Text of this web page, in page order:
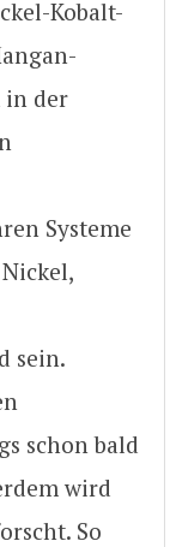
Kobalt-
in der
Systeme
sein.
schon bald
wird
So